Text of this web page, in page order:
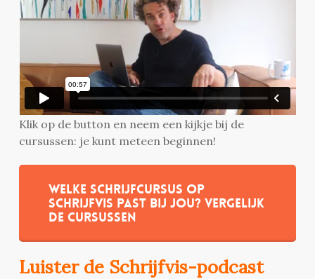
Klik op de button en neem een kijkje bij de
cursussen: je kunt meteen beginnen!
Welke schrijfcursus op
Schrijfvis past bij jou? Vergelijk
de cursussen
Luister de Schrijfvis-podcast